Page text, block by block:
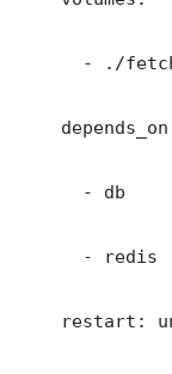
- ./
      - db
      - redis
restart: